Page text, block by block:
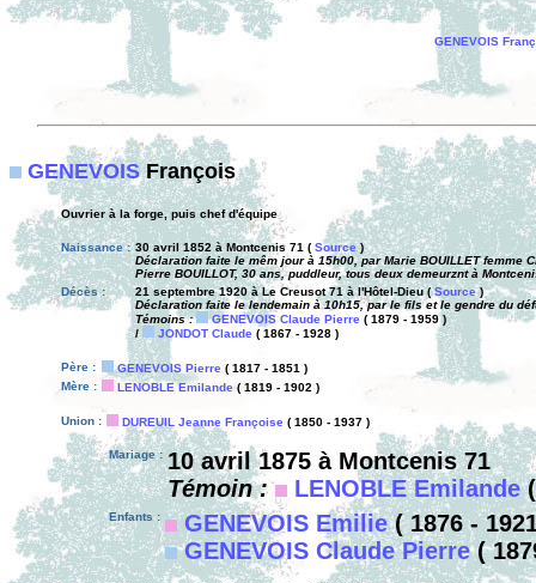
GENEVOIS
GENEVOISFrançois
Ouvrier à la forge, puis chef d'équipe
Naissance : 30 avril 1852 à Montcenis 71 ( Source)
Déclaration faite le mêm jour à 15h00, par Marie BOUILLET femme
Pierre BOUILLOT, 30 ans, puddleur, tous deux demeurznt à
Décès :
21 septembre 1920 à Le Creusot 71 à l'Hôtel-Dieu (Source)
Déclaration faite le lendemain à 10h15, par le fils et le gendre du
Témoins :
GENEVOIS Claude Pierre ( 1879 - 1959 )
/
JONDOT Claude ( 1867 - 1928 )
Père : GENEVOIS Pierre ( 1817 - 1851 )
Mère :
LENOBLE Emilande ( 1819 - 1902 )
Union : DUREUIL Jeanne Françoise ( 1850 - 1937 )
Mariage : 10 avril 1875 à Montcenis 71
Témoin :
LENOBLE Emilande(
Enfants : GENEVOIS Emilie( 1876 -
GENEVOIS Claude Pierre(